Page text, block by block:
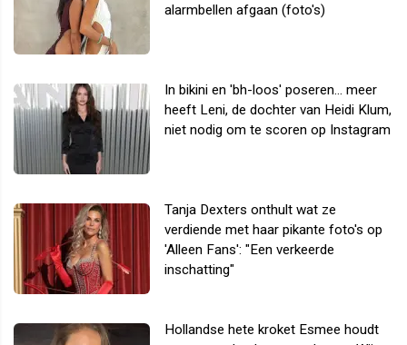
alarmbellen afgaan (foto's)
In bikini en 'bh-loos' poseren... meer
heeft Leni, de dochter van Heidi Klum,
niet nodig om te scoren op Instagram
Tanja Dexters onthult wat ze
verdiende met haar pikante foto's op
'Alleen Fans': "Een verkeerde
inschatting"
Hollandse hete kroket Esmee houdt